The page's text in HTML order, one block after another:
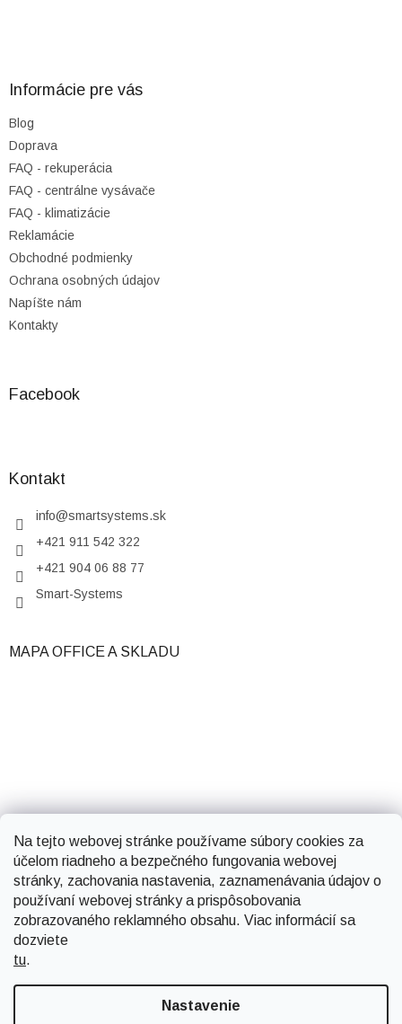
Na tejto webovej stránke používame súbory cookies za
účelom riadneho a bezpečného fungovania webovej
stránky, zachovania nastavenia, zaznamenávania údajov o
používaní webovej stránky a prispôsobovania
zobrazovaného reklamného obsahu. Viac informácií sa
dozviete
tu.
Nastavenie
Informácie pre vás
Blog
Doprava
FAQ - rekuperácia
FAQ - centrálne vysávače
FAQ - klimatizácie
Reklamácie
Obchodné podmienky
Ochrana osobných údajov
Napíšte nám
Kontakty
Facebook
Kontakt
info@smartsystems.sk
+421 911 542 322
+421 904 06 88 77
Smart-Systems
MAPA OFFICE A SKLADU